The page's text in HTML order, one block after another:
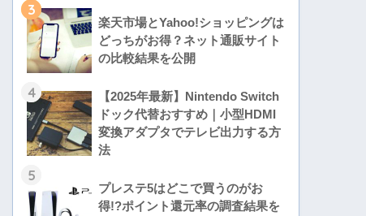
3
楽天市場とYahoo!ショッピングは
どっちがお得？ネット通販サイト
の比較結果を公開
4
【2025年最新】Nintendo Switch
ドック代替おすすめ｜小型HDMI
変換アダプタでテレビ出力する方
法
5
プレステ5はどこで買うのがお
得!?ポイント還元率の調査結果を